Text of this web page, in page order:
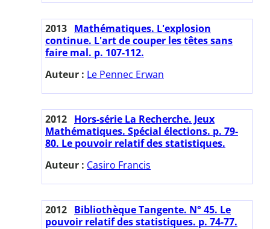
2013 Mathématiques. L'explosion
continue. L'art de couper les têtes sans
faire mal. p. 107-112.
Auteur : Le Pennec Erwan
2012 Hors-série La Recherche. Jeux
Mathématiques. Spécial élections. p. 79-
80. Le pouvoir relatif des statistiques.
Auteur : Casiro Francis
2012 Bibliothèque Tangente. N° 45. Le
pouvoir relatif des statistiques. p. 74-77.